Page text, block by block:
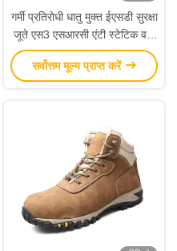
गर्मी प्रतिरोधी धातु मुक्त ईएसडी सुरक्षा
जूते एस3 एसआरसी एंटी स्टेटिक वर्क
जूते
सर्वोत्तम मूल्य प्राप्त करें